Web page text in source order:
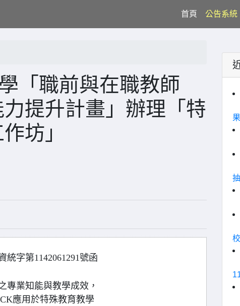
首頁(current)
公告系統
「職前與在職教師
提升計畫」辦理「特
坊」
統字第1142061291號函
專業知能與教學成效，
應用於特殊教育教學